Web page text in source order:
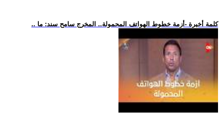
.. كلمة أخيرة -أزمة خطوط الهواتف المحمولة.. المخرج سامح سند: ما